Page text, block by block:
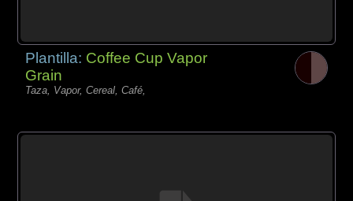
Plantilla: Coffee Cup Vapor
Grain
Taza, Vapor, Cereal, Café,